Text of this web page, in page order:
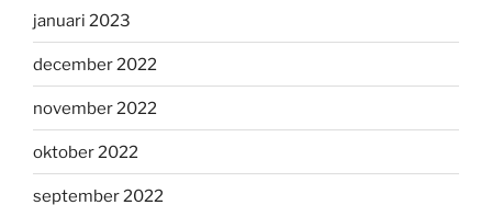
januari 2023
december 2022
november 2022
oktober 2022
september 2022